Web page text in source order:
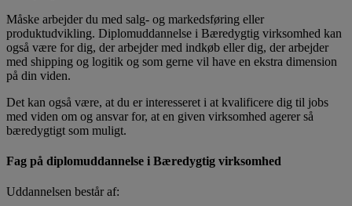
Måske arbejder du med salg- og markedsføring eller
produktudvikling. Diplomuddannelse i Bæredygtig virksomhed kan
også være for dig, der arbejder med indkøb eller dig, der arbejder
med shipping og logitik og som gerne vil have en ekstra dimension
på din viden.
Det kan også være, at du er interesseret i at kvalificere dig til jobs
med viden om og ansvar for, at en given virksomhed agerer så
bæredygtigt som muligt.
Fag på diplomuddannelse i Bæredygtig virksomhed
Uddannelsen består af: